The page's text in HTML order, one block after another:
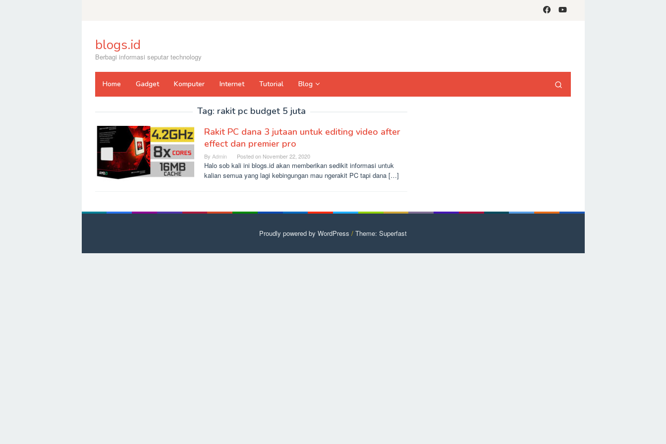
blogs.id
Berbagi informasi seputar technology
Home Gadget Komputer Internet Tutorial Blog
Tag: rakit pc budget 5 juta
Rakit PC dana 3 jutaan untuk editing video after
effect dan premier pro
By Admin Posted on November 22, 2020
Halo sob kali ini blogs.id akan memberikan sedikit informasi untuk
kalian semua yang lagi kebingungan mau ngerakit PC tapi dana […]
Proudly powered by WordPress / Theme: Superfast